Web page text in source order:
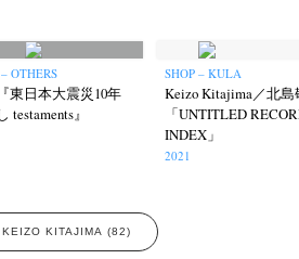
Policy Bookstores Newsletter
Kazuyuki Kawaguchi
Kakuda (61) Naoki Ohji
OTHERS
東日本大震災10年
testaments』
SHOP – KULA
Keizo Kitajima／北島
「UNTITLED
INDEX」
2021
KITAJIMA (82)